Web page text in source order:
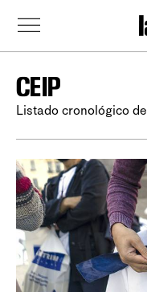
CEIP
Listado cronológico